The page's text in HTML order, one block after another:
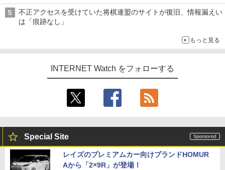
不正アクセスを受けていた将棋連盟のサイトが復旧、情報漏えい
は「痕跡なし」
もっと見る
INTERNET Watch をフォローする
Special Site
レイズのプレミアムカー向けブランドHOMUR
Aから「2×9R」が登場！